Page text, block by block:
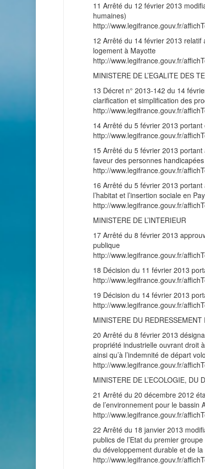
11 Arrêté du 12 février 2013
humaines)
http://www.legifrance.gouv.fr/
12 Arrêté du 14 février 2013 relatif
logement à Mayotte
http://www.legifrance.gouv.fr/
MINISTERE DE L’EGALITE DES
13 Décret n° 2013-142 du 14
clarification et simplification des
http://www.legifrance.gouv.fr/
14 Arrêté du 5 février 2013
http://www.legifrance.gouv.fr/
15 Arrêté du 5 février 2013
faveur des personnes
http://www.legifrance.gouv.fr/
16 Arrêté du 5 février 2013
l’habitat et l’insertion sociale en
http://www.legifrance.gouv.fr/
MINISTERE DE L’INTERIEUR
17 Arrêté du 8 février 2013
publique
http://www.legifrance.gouv.fr/
18 Décision du 11 février 2013
http://www.legifrance.gouv.fr/
19 Décision du 14 février 2013
http://www.legifrance.gouv.fr/
MINISTERE DU REDRESSEMENT
20 Arrêté du 8 février 2013
propriété industrielle ouvrant droit
ainsi qu’à l’indemnité de départ
http://www.legifrance.gouv.fr/
MINISTERE DE L’ECOLOGIE, DU
21 Arrêté du 20 décembre 2012
de l’environnement pour le bassin
http://www.legifrance.gouv.fr/
22 Arrêté du 18 janvier 2013
publics de l’Etat du premier
du développement durable et de
http://www.legifrance.gouv.fr/